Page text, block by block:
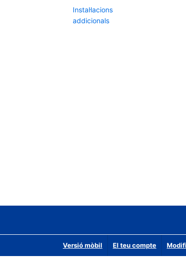
Instal·lacions
addicionals
Versió mòbil El teu compte